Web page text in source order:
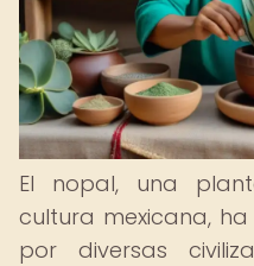
El nopal, una
cultura mexicana,
por diversas